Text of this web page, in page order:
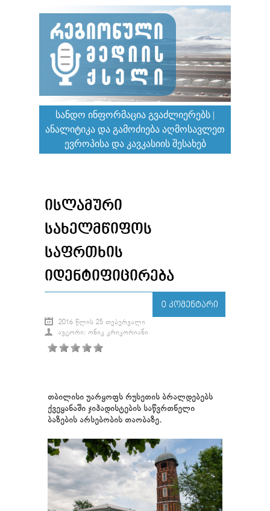
ᲡᲐᲜᲓᲝ ᲘᲜᲤᲝᲠᲛᲐᲪᲘᲐ ᲒᲕᲐᲫᲚᲘᲔᲠᲔᲑᲡ |
ᲐᲜᲐᲚᲘᲢᲘᲙᲐ ᲓᲐ ᲒᲐᲛᲝᲫᲘᲔᲑᲐ ᲐᲦᲛᲝᲡᲐᲕᲚᲔᲗ
ᲔᲕᲠᲝᲞᲘᲡᲐ ᲓᲐ ᲙᲐᲕᲙᲐᲡᲘᲘᲡ ᲨᲔᲡᲐᲮᲔᲑ
ᲘᲡᲚᲐᲛᲣᲠᲘ
ᲡᲐᲮᲔᲚᲛᲬᲘᲤᲝᲡ
ᲡᲐᲤᲠᲗᲮᲘᲡ
ᲘᲓᲔᲜᲢᲘᲤᲘᲪᲘᲠᲔᲑᲐ
0 ᲙᲝᲛᲔᲜᲢᲐᲠᲘ
2016 ᲬᲚᲘᲡ 25 ᲗᲔᲑᲔᲠᲕᲐᲚᲘ
ᲐᲕᲢᲝᲠᲘ: ᲝᲜᲘᲙ ᲙᲠᲘᲙᲝᲠᲘᲐᲜᲘ
თბილისი უარყოფს რუსეთის ბრალდებებს
ქვეყანაში ჯიჰადისტების საწვრთნელი
ბაზების არსებობის თაობაზე.